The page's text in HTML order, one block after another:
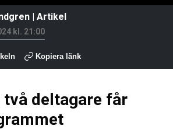
| Artikel
kl. 21:00
Kopiera länk
deltagare får